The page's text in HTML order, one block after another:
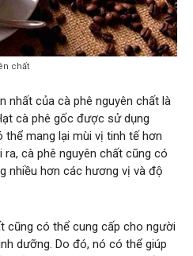
chất
nhất của cà phê nguyên chất là
cà phê gốc được sử dụng
mang lại mùi vị tinh tế hơn
cà phê nguyên chất cũng có
nhiều hơn các hương vị và độ
cũng có thể cung cấp cho người
dưỡng. Do đó, nó có thể giúp